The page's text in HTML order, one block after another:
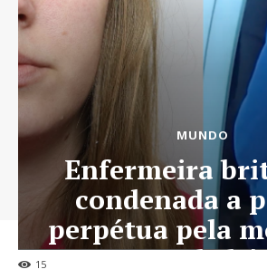
15
MUNDO
Enfermeira
condenada a
perpétua pela
sete